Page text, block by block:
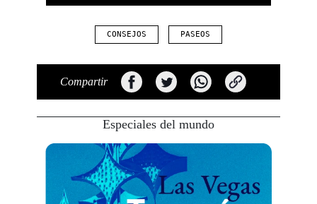
CONSEJOS PASEOS
Compartir
Especiales del mundo